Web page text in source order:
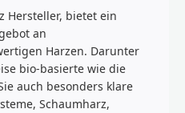
Hersteller, bietet ein
an
Harzen. Darunter
bio-basierte wie die
auch besonders klare
Schaumharz,